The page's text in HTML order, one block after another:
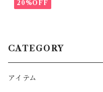
20%OFF
CATEGORY
アイテム